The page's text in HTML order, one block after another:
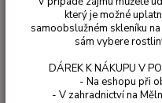
který je možné
samoobslužném skleníku
sám vybere
DÁREK K NÁKUPU V
- Na eshopu při
- V zahradnictví na